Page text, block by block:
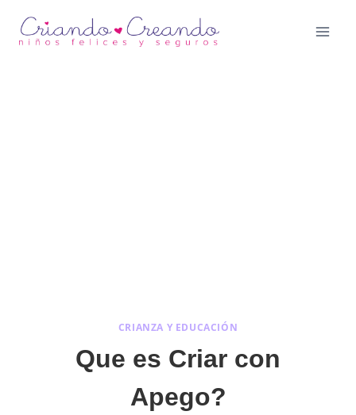
CRIANZA Y EDUCACIÓN
Que es Criar con
Apego?